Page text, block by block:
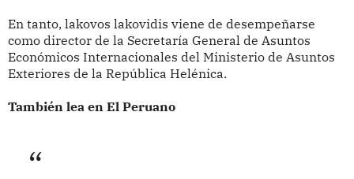
En tanto, lakovos lakovidis viene de desempeñarse
como director de la Secretaría General de Asuntos
Económicos Internacionales del Ministerio de Asuntos
Exteriores de la República Helénica.
También lea en El Peruano